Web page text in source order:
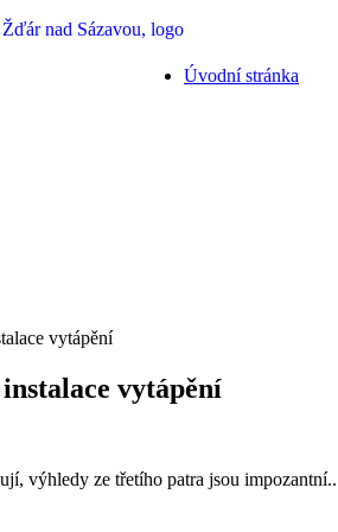
Úvodní stránka
vytápění
vytápění
výhledy ze třetího patra jsou